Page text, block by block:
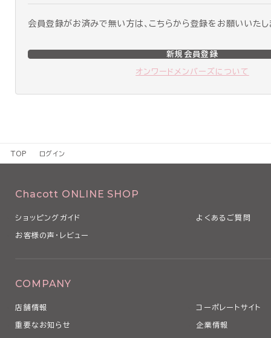
会員登録がお済みで無い方は、こちらから登録をお願いいたし
新規会員登録
オンワードメンバーズについて
TOP ログイン
Chacott ONLINE SHOP
ショッピングガイド よくあるご質問
お客様の声・レビュー
COMPANY
店舗情報 コーポレートサイト
重要なお知らせ 企業情報